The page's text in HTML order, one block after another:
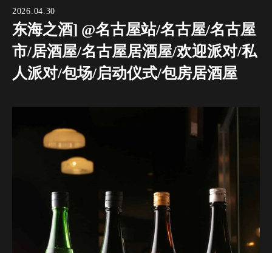
2026.04.30
东海之酒] @名古屋站/名古屋/名古屋
市/居酒屋/名古屋居酒屋/欢迎派对/私
人派对/包场/启动仪式/包房居酒屋